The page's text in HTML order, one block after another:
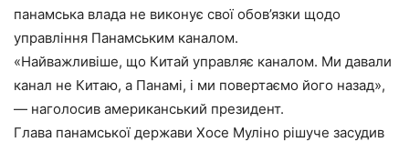
панамська влада не виконує свої обов’язки щодо
управління Панамським каналом.
«Найважливіше, що Китай управляє каналом. Ми давали
канал не Китаю, а Панамі, і ми повертаємо його назад»,
— наголосив американський президент.
Глава панамської держави Хосе Муліно рішуче засудив